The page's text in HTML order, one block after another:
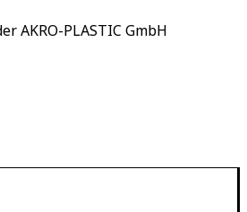
AKRO-PLASTIC GmbH